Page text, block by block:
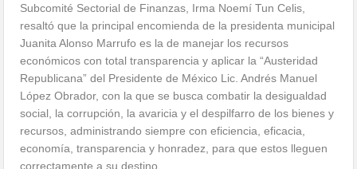
Subcomité Sectorial de Finanzas, Irma Noemí Tun Celis,
resaltó que la principal encomienda de la presidenta municipal
Juanita Alonso Marrufo es la de manejar los recursos
económicos con total transparencia y aplicar la “Austeridad
Republicana” del Presidente de México Lic. Andrés Manuel
López Obrador, con la que se busca combatir la desigualdad
social, la corrupción, la avaricia y el despilfarro de los bienes y
recursos, administrando siempre con eficiencia, eficacia,
economía, transparencia y honradez, para que estos lleguen
correctamente a su destino.